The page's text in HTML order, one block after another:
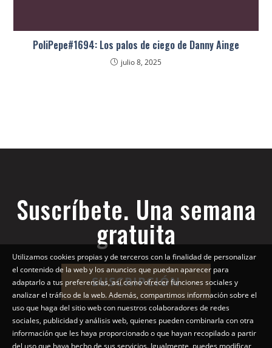
PoliPepe#1694: Los palos de ciego de Danny Ainge
julio 8, 2025
Suscríbete. Una semana
gratuita
SUSCRIPCIÓN
Utilizamos cookies propias y de terceros con la finalidad de personalizar
el contenido de la web y los anuncios que puedan aparecer para
adaptarlo a tus preferencias, así como ofrecer funciones sociales y
analizar el tráfico de la web. Además, compartimos información sobre el
uso que haga del sitio web con nuestros colaboradores de redes
sociales, publicidad y análisis web, quienes pueden combinarla con otra
información que les haya proporcionado o que hayan recopilado a partir
del uso que haya hecho de sus servicios. Igualmente, puedes modificar